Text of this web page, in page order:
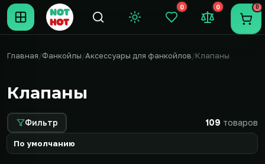
Темная тема
0
Закладки (0)
0
Сравнение
0
Главная Фанкойлы Аксессуары для фанкойлов Клапаны
Клапаны
Фильтр 109 товаров